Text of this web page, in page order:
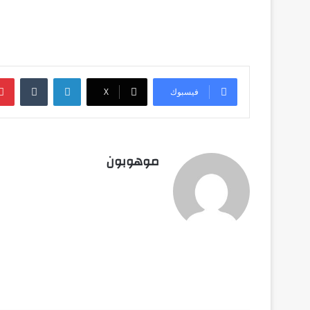
فيسبوك ‫X
لينكدإن
موهوبون